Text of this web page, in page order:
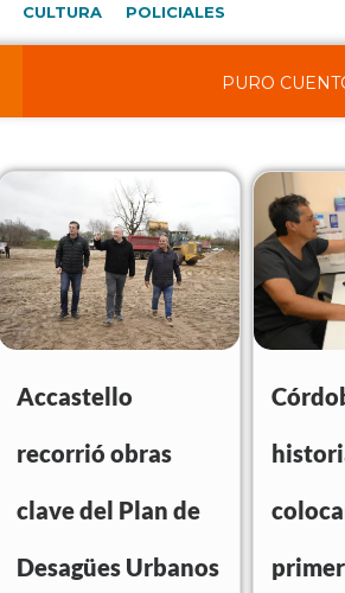
CULTURA POLICIALES
PURO
Accastello
recorrió obras
clave del Plan de
Desagües Urbanos